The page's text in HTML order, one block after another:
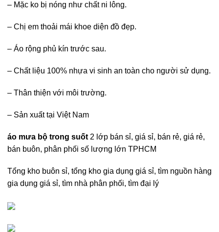
– Mặc ko bị nóng như chất ni lông.
– Chị em thoải mái khoe diện đồ đẹp.
– Áo rộng phủ kín trước sau.
– Chất liệu 100% nhựa vi sinh an toàn cho người sử dụng.
– Thân thiện với môi trường.
– Sản xuất tại Việt Nam
áo mưa bộ trong suốt 2 lớp bán sỉ, giá sỉ, bán rẻ, giá rẻ,
bán buôn, phân phối số lượng lớn TPHCM
Tổng kho buôn sỉ, tổng kho gia dụng giá sỉ, tìm nguồn hàng
gia dụng giá sỉ, tìm nhà phân phối, tìm đại lý